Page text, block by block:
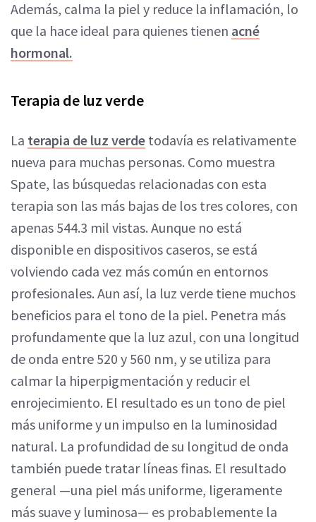
Además, calma la piel y reduce la inflamación, lo
que la hace ideal para quienes tienen acné
hormonal.
Terapia de luz verde
La terapia de luz verde todavía es relativamente
nueva para muchas personas. Como muestra
Spate, las búsquedas relacionadas con esta
terapia son las más bajas de los tres colores, con
apenas 544.3 mil vistas. Aunque no está
disponible en dispositivos caseros, se está
volviendo cada vez más común en entornos
profesionales. Aun así, la luz verde tiene muchos
beneficios para el tono de la piel. Penetra más
profundamente que la luz azul, con una longitud
de onda entre 520 y 560 nm, y se utiliza para
calmar la hiperpigmentación y reducir el
enrojecimiento. El resultado es un tono de piel
más uniforme y un impulso en la luminosidad
natural. La profundidad de su longitud de onda
también puede tratar líneas finas. El resultado
general —una piel más uniforme, ligeramente
más suave y luminosa— es probablemente la